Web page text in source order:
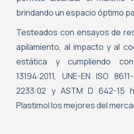
brindando un espacio óptimo
Testeados con ensayos de
apilamiento, al impacto y al
estática y cumpliendo
13194:2011, UNE-EN ISO
2233:02 y ASTM D 642-15
Plastimol los mejores del